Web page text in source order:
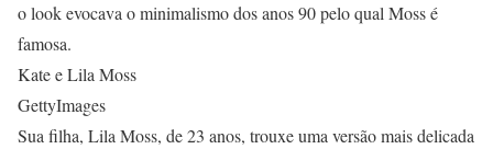
o look evocava o minimalismo dos anos 90 pelo qual Moss é
famosa.
Kate e Lila Moss
GettyImages
Sua filha, Lila Moss, de 23 anos, trouxe uma versão mais delicada